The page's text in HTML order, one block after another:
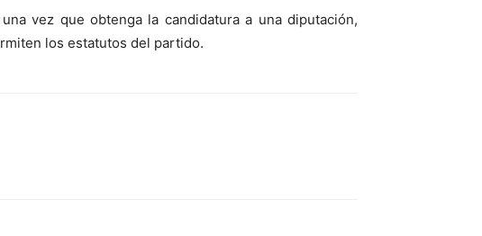
vez que obtenga la candidatura a una diputación,
los estatutos del partido.